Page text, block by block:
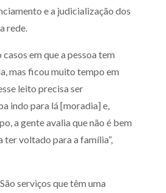
e a judicialização dos
rede.
em que a pessoa tem
mas ficou muito tempo em
leito precisa ser
indo para lá [moradia] e,
a gente avalia que não é bem
ter voltado para a família”,
serviços que têm uma